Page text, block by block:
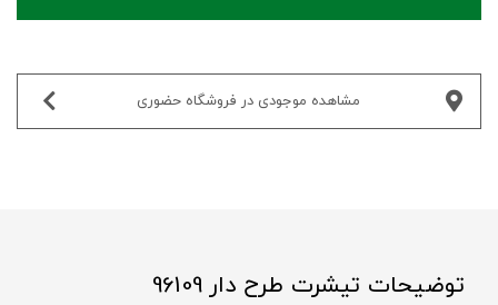
مشاهده موجودی در فروشگاه حضوری‌
توضیحات تیشرت طرح دار 96109